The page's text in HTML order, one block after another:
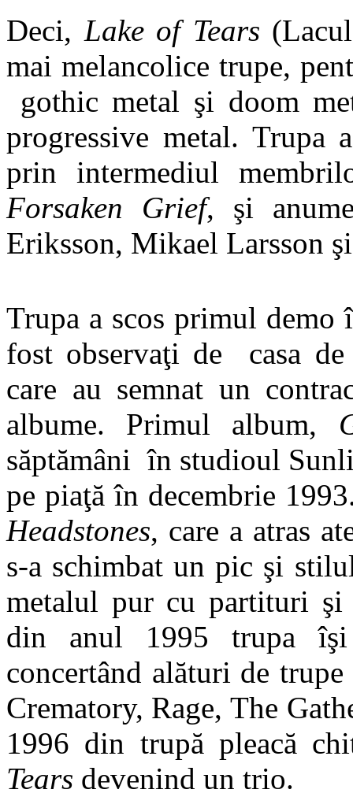
Deci, Lake of Tears
mai melancolice trupe,
gothic metal şi doom
progressive metal. Trupa
prin intermediul
Forsaken Grief, şi
Eriksson, Mikael Larsson
Trupa a scos primul
fost observaţi de casa
care au semnat un
albume. Primul album,
săptămâni în studioul
pe piaţă în decembrie
Headstones, care a atras
s-a schimbat un pic şi
metalul pur cu partituri
din anul 1995 trupa îşi
concertând alături de
Crematory, Rage, The
1996 din trupă pleacă
Tears devenind un trio.